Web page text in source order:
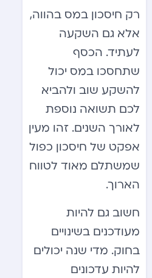
רק חיסכון במס בהווה,
אלא גם השקעה
לעתיד. הכסף
שתחסכו במס יכול
להשקע שוב ולהביא
לכם תשואה נוספת
לאורך השנים. זהו מעין
אפקט של חיסכון כפול
שמשתלם מאוד לטווח
הארוך.
חשוב גם להיות
מעודכנים בשינויים
בחוק. מדי שנה יכולים
להיות עדכונים